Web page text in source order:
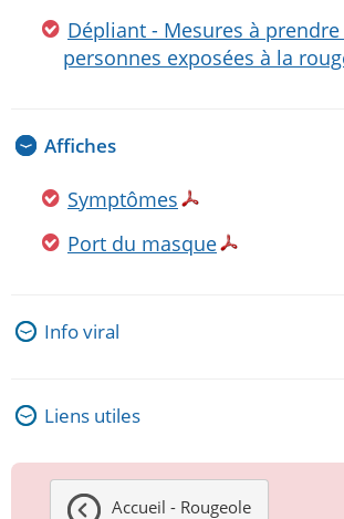
Dépliant - Mesures à
personnes exposées à la
Affiches
Symptômes
Port du masque
Info viral
Liens utiles
Accueil - Rougeole